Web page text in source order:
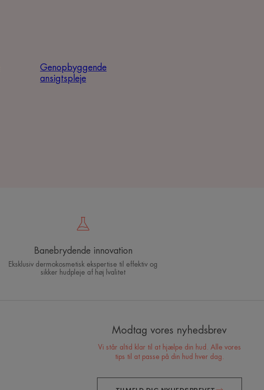
Genopbyggende
ansigtspleje
Hvilken hudplejerutine
fra vores eksperter og opdag den mest passende
hudplejerutine for dig.
Banebrydende innovation
Eksklusiv dermokosmetisk ekspertise til effektiv og
sikker hudpleje af høj lvalitet
Modtag vores nyhedsbrev
Vi står altid klar til at hjælpe din hud. Alle vores
tips til at passe på din hud hver dag.